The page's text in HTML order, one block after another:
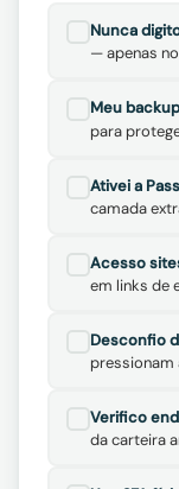
Nunca
— apenas
Meu
para
Ativei a
camada
Acesso
em links de
Desconfio
pressionam
Verifico
da carteira